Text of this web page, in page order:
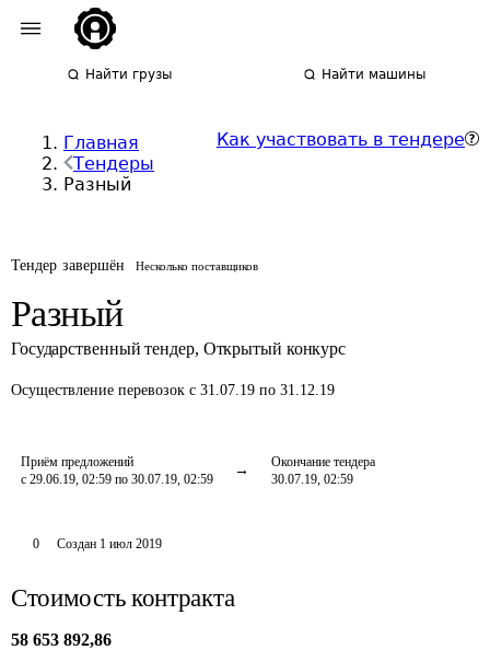
Найти грузы Найти машины
Главная
Тендеры
Разный
Как участвовать в тендере
Тендер завершён Несколько поставщиков
Разный
Государственный тендер, Открытый конкурс
Осуществление перевозок с 31.07.19 по 31.12.19
Приём предложений
с 29.06.19, 02:59 по 30.07.19, 02:59
Окончание тендера
30.07.19, 02:59
0 Создан 1 июл 2019
Стоимость контракта
58 653 892,86